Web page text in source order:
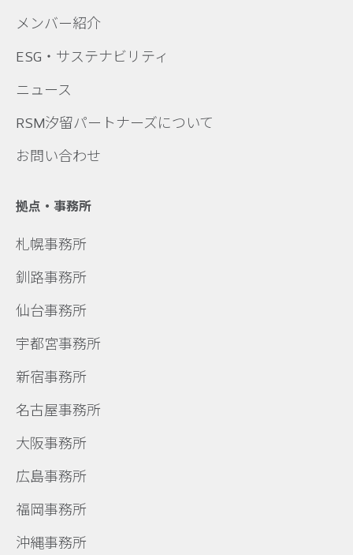
メンバー紹介
ESG・サステナビリティ
ニュース
RSM汐留パートナーズについて
お問い合わせ
拠点・事務所
札幌事務所
釧路事務所
仙台事務所
宇都宮事務所
新宿事務所
名古屋事務所
大阪事務所
広島事務所
福岡事務所
沖縄事務所